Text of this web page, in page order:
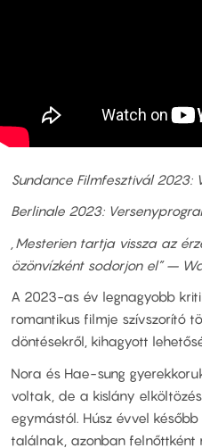
Sundance Filmfesztivál 2023:
Berlinale 2023:
„Mesterien tartja vissza az
özönvízként sodorjon el” –
A 2023-as év legnagyobb
romantikus filmje szívszorító
döntésekről, kihagyott
Nora és Hae-sung
voltak, de a kislány
egymástól. Húsz évvel
találnak, azonban felnőttként